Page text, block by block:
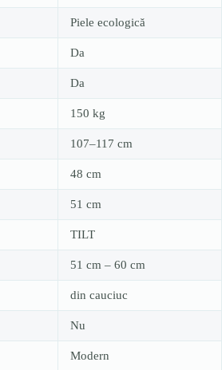
Piele ecologică
Da
Da
150 kg
107–117 cm
48 cm
51 cm
TILT
51 cm – 60 cm
din cauciuc
Nu
Modern